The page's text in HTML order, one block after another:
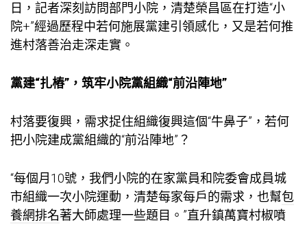
日，記者深刻訪問部門小院，清楚榮昌區在打造“小
院+”經過歷程中若何施展黨建引領感化，又是若何推
進村落善治走深走實。
黨建“扎樁”，筑牢小院黨組織“前沿陣地”
村落要復興，需求捉住組織復興這個“牛鼻子”，若何
把小院建成黨組織的“前沿陣地”？
“每個月10號，我們小院的在家黨員和院委會成員城
市組織一次小院運動，清楚每家每戶的需求，也幫包
養網排名著大師處理一些題目。”直升鎮萬寶村椒噴